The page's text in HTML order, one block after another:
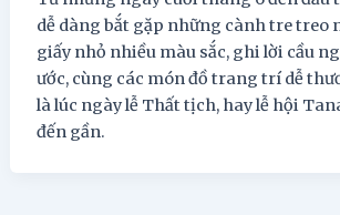
dễ dàng bắt gặp những cành tre treo
giấy nhỏ nhiều màu sắc, ghi lời cầu
ước, cùng các món đồ trang trí dễ
là lúc ngày lễ Thất tịch, hay lễ hội
đến gần.